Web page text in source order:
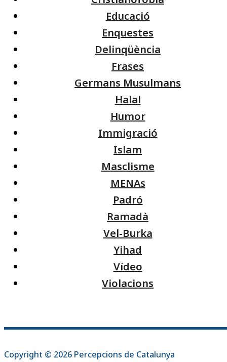
Educació
Enquestes
Delinqüència
Frases
Germans Musulmans
Halal
Humor
Immigració
Islam
Masclisme
MENAs
Padró
Ramadà
Vel-Burka
Yihad
Vídeo
Violacions
Copyright © 2026 Percepcions de Catalunya